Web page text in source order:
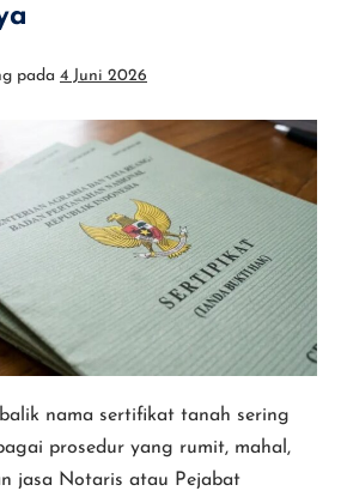
pada 4 Juni 2026
nama sertifikat tanah sering
prosedur yang rumit, mahal,
jasa Notaris atau Pejabat